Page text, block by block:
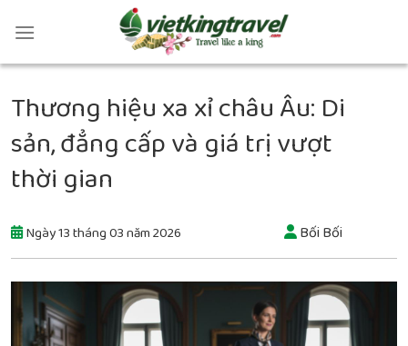
Thương hiệu xa xỉ châu Âu: Di
sản, đẳng cấp và giá trị vượt
thời gian
Ngày 13 tháng 03 năm 2026 Bối Bối